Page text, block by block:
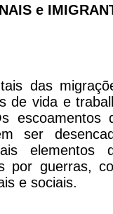
e
das
de vida e
escoamentos
ser
elementos
por guerras,
e sociais.